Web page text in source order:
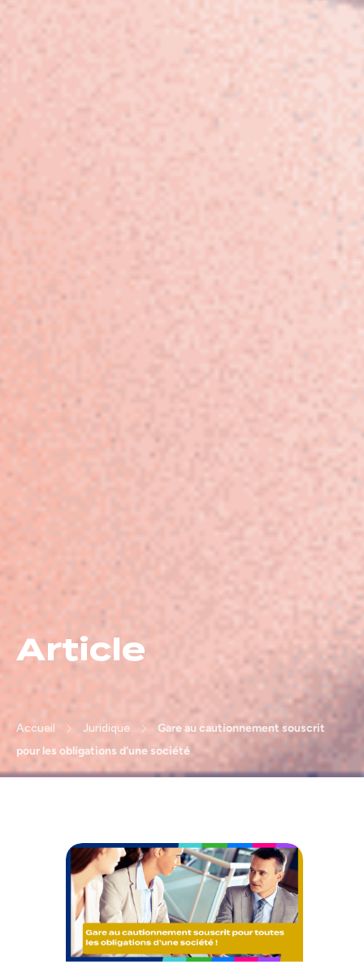
Article
Accueil Juridique
Gare au cautionnement souscrit
pour les obligations d’une société